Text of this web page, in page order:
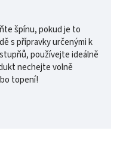
špínu, pokud je to
s přípravky určenými k
používejte ideálně
nechejte volně
topení!